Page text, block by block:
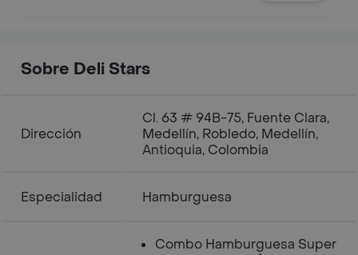
Sobre Deli Stars
Dirección
Cl. 63 # 94B-75, Fuente Clara,
Medellín, Robledo, Medellín,
Antioquia, Colombia
Especialidad Hamburguesa
Combo Hamburguesa Super